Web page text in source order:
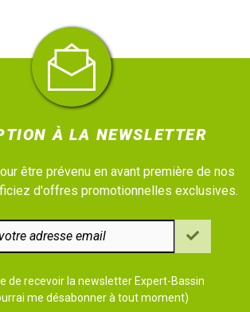
À LA NEWSLETTER
être prévenu en avant première de nos
d'offres promotionnelles exclusives.
de recevoir la newsletter Expert-Bassin
me désabonner à tout moment)